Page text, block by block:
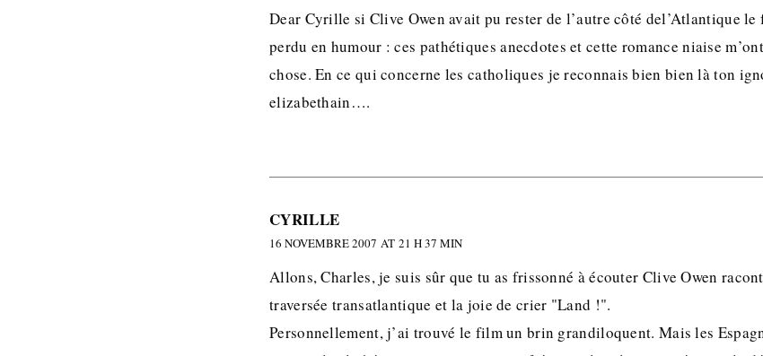
Dear Cyrille si Clive Owen avait pu rester de l’autre côté del’Atlantique
perdu en humour : ces pathétiques anecdotes et cette romance niaise
chose. En ce qui concerne les catholiques je reconnais bien bien là ton
elizabethain….
CYRILLE
16 NOVEMBRE 2007 AT 21 H 37 MIN
Allons, Charles, je suis sûr que tu as frissonné à écouter Clive Owen
traversée transatlantique et la joie de crier "Land !".
Personnellement, j’ai trouvé le film un brin grandiloquent. Mais les